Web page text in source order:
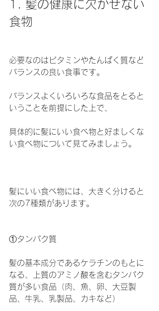
1. 髪の健康に欠かせない
食物
必要なのはビタミンやたんぱく質など
バランスの良い食事です。
バランスよくいろいろな食品をとると
いうことを前提にした上で、
具体的に髪にいい食べ物と好ましくな
い食べ物について見てみましょう。
髪にいい食べ物には、大きく分けると
次の7種類があります。
①タンパク質
髪の基本成分であるケラチンのもとに
なる、上質のアミノ酸を含むタンパク
質が多い食品（肉、魚、卵、大豆製
品、牛乳、乳製品、カキなど）